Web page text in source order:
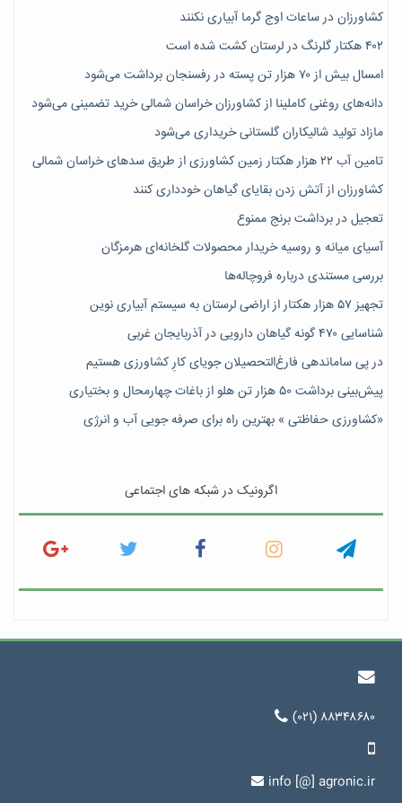
کشاورزان در ساعات اوج گرما آبیاری نکنند
۴۰۲ هکتار گلرنگ در لرستان کشت شده است
امسال بیش از ۷۰ هزار تن پسته در رفسنجان برداشت می‌شود
دانه‌های روغنی کاملینا از کشاورزان خراسان شمالی خرید تضمینی می‌شود
مازاد تولید شالیکاران گلستانی خریداری می‌شود
تامین آب ۲۲ هزار هکتار زمین کشاورزی از طریق سدهای خراسان شمالی
کشاورزان از آتش زدن بقایای گیاهان خودداری کنند
تعجیل در برداشت برنج ممنوع
آسیای میانه و روسیه خریدار محصولات گلخانه‌ای هرمزگان
بررسی مستندی درباره فروچاله‌ها
تجهیز ۵۷ هزار هکتار از اراضی لرستان به سیستم آبیاری نوین
شناسایی ۴۷٠ گونه گیاهان دارویی در آذربایجان غربی
در پی ساماندهی فارغ‌التحصیلان جویای کارِ کشاورزی هستیم
پیش‎‌بینی برداشت ۵۰ هزار تن هلو از باغات چهارمحال و بختیاری
«کشاورزی حفاظتی » بهترین راه برای صرفه جویی آب و انرژی
اگرونیک در شبکه های اجتماعی
(۰۲۱) ۸۸۳۴۸۶۸۰
info [@] agronic.ir